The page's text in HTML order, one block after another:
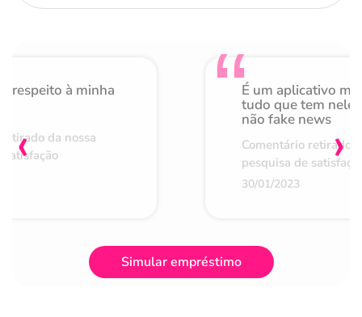
respeito à minha
da nossa
É um aplicativo
tudo que tem nele
não fake news
Comentário retirado
pesquisa de
30/01/2023
‹ ›
Simular empréstimo